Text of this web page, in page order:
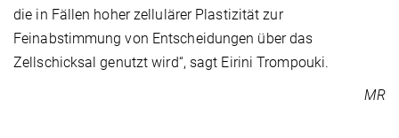
die in Fällen hoher zellulärer Plastizität zur
Feinabstimmung von Entscheidungen über das
Zellschicksal genutzt wird“, sagt Eirini Trompouki.
MR